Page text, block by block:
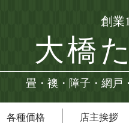
創業
大橋
畳・襖・障子・網戸
各種価格 店主挨拶